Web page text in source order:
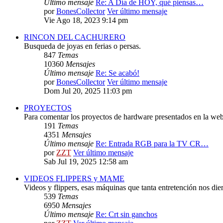
Último mensaje Re: A Día de HOY, qué piensas…
porBonesCollector Ver último mensaje
Vie Ago 18, 2023 9:14 pm
RINCON DEL CACHURERO
Busqueda de joyas en ferias o persas.
847 Temas
10360 Mensajes
Último mensaje Re: Se acabó!
porBonesCollector Ver último mensaje
Dom Jul 20, 2025 11:03 pm
PROYECTOS
Para comentar los proyectos de hardware presentados en la
191 Temas
4351 Mensajes
Último mensaje Re: Entrada RGB para la TV CR…
porZZT Ver último mensaje
Sab Jul 19, 2025 12:58 am
VIDEOS FLIPPERS y MAME
Videos y flippers, esas máquinas que tanta entretención nos
539 Temas
6950 Mensajes
Último mensaje Re: Crt sin ganchos